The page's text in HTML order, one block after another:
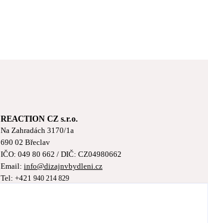
REACTION CZ s.r.o.
Na Zahradách 3170/1a
690 02 Břeclav
IČO: 049 80 662 / DIČ: CZ04980662
Email: info@dizajnvbydleni.cz
Tel: +421 940 214 829